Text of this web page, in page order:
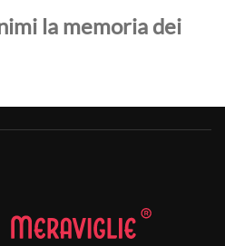
la memoria dei